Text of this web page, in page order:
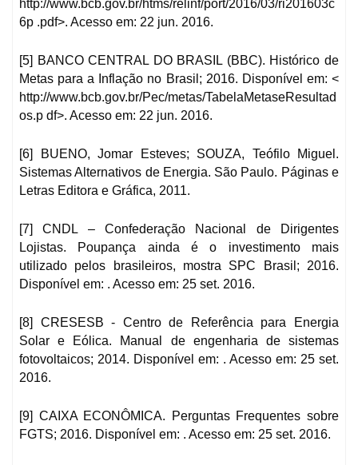
http://www.bcb.gov.br/htms/relinf/port/2016/03/ri201603c
6p .pdf>. Acesso em: 22 jun. 2016.
[5] BANCO CENTRAL DO BRASIL (BBC). Histórico de
Metas para a Inflação no Brasil; 2016. Disponível em: <
http://www.bcb.gov.br/Pec/metas/TabelaMetaseResultad
os.p df>. Acesso em: 22 jun. 2016.
[6] BUENO, Jomar Esteves; SOUZA, Teófilo Miguel.
Sistemas Alternativos de Energia. São Paulo. Páginas e
Letras Editora e Gráfica, 2011.
[7] CNDL – Confederação Nacional de Dirigentes
Lojistas. Poupança ainda é o investimento mais
utilizado pelos brasileiros, mostra SPC Brasil; 2016.
Disponível em: . Acesso em: 25 set. 2016.
[8] CRESESB - Centro de Referência para Energia
Solar e Eólica. Manual de engenharia de sistemas
fotovoltaicos; 2014. Disponível em: . Acesso em: 25 set.
2016.
[9] CAIXA ECONÔMICA. Perguntas Frequentes sobre
FGTS; 2016. Disponível em: . Acesso em: 25 set. 2016.